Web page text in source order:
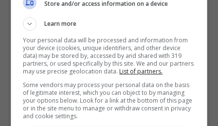
agli appassionati di questa competizione,
ma anche ad un pubblico generalista che
ama le narrazioni intense.
Se siete appassionati di MMA o ‘La Gabbia’
vi ha fatto venire voglia di vedere
contenuti sul tema, allora dovete
Store and/or access information on a device
Learn more
Your personal data will be processed and information from
your device (cookies, unique identifiers, and other device
data) may be stored by, accessed by and shared with 319
partners, or used specifically by this site. We and our partners
may use precise geolocation data. List of partners.
Some vendors may process your personal data on the basis
of legitimate interest, which you can object to by managing
your options below. Look for a link at the bottom of this page
or in the site menu to manage or withdraw consent in privacy
and cookie settings.